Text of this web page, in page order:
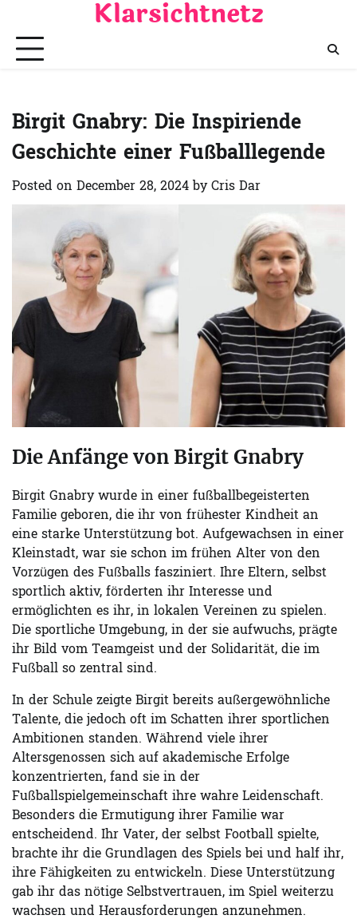
content
Klarsichtnetz
Birgit Gnabry: Die Inspiriende
Geschichte einer Fußballlegende
Posted on December 28, 2024byCris Dar
Die Anfänge von Birgit Gnabry
Birgit Gnabry wurde in einer fußballbegeisterten
Familie geboren, die ihr von frühester Kindheit an
eine starke Unterstützung bot. Aufgewachsen in einer
Kleinstadt, war sie schon im frühen Alter von den
Vorzügen des Fußballs fasziniert. Ihre Eltern, selbst
sportlich aktiv, förderten ihr Interesse und
ermöglichten es ihr, in lokalen Vereinen zu spielen.
Die sportliche Umgebung, in der sie aufwuchs, prägte
ihr Bild vom Teamgeist und der Solidarität, die im
Fußball so zentral sind.
In der Schule zeigte Birgit bereits außergewöhnliche
Talente, die jedoch oft im Schatten ihrer sportlichen
Ambitionen standen. Während viele ihrer
Altersgenossen sich auf akademische Erfolge
konzentrierten, fand sie in der
Fußballspielgemeinschaft ihre wahre Leidenschaft.
Besonders die Ermutigung ihrer Familie war
entscheidend. Ihr Vater, der selbst Football spielte,
brachte ihr die Grundlagen des Spiels bei und half ihr,
ihre Fähigkeiten zu entwickeln. Diese Unterstützung
gab ihr das nötige Selbstvertrauen, im Spiel weiterzu
wachsen und Herausforderungen anzunehmen.